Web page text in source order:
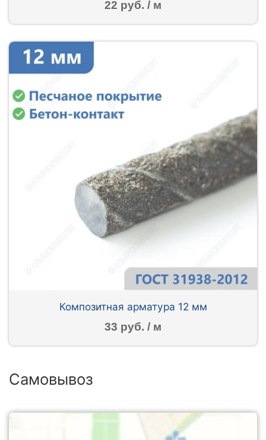
22 руб. / м
Композитная арматура 12 мм
33 руб. / м
Самовывоз